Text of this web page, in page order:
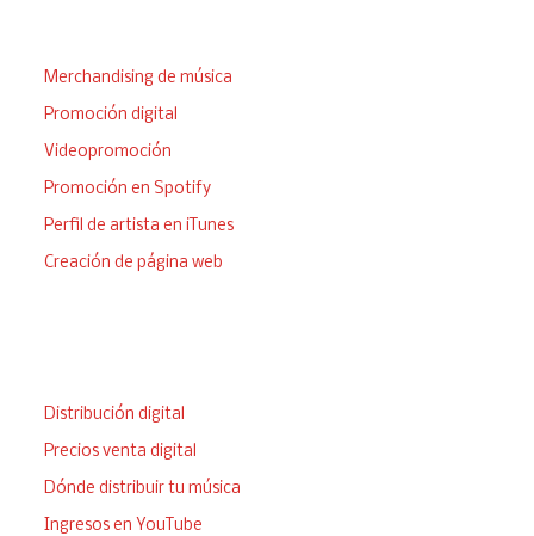
Merchandising de música
Promoción digital
Videopromoción
Promoción en Spotify
Perfil de artista en iTunes
Creación de página web
Distribución digital
Precios venta digital
Dónde distribuir tu música
Ingresos en YouTube